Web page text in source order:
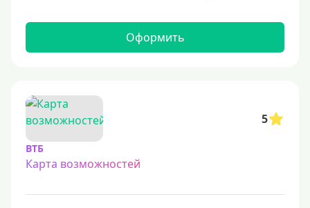
Оформить
5
ВТБ
Карта возможностей